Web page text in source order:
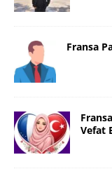
Fransa
Vefat